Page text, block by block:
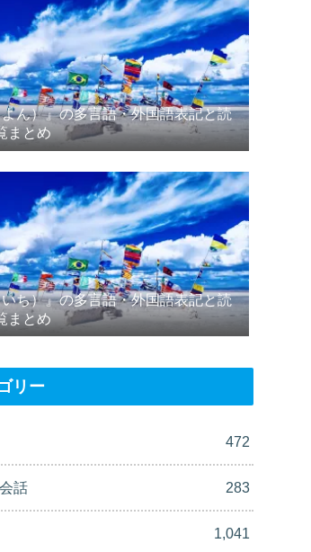
ん）』の多言語・外国語表記と読
まとめ
ち）』の多言語・外国語表記と読
まとめ
リー
472
話 283
1,041